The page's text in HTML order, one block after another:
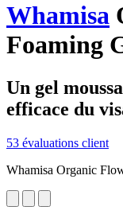
Whamisa
Foaming
Un gel
efficace du
53 évaluations client
Whamisa Organic